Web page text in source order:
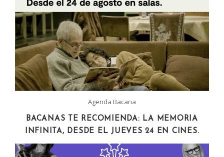
Agenda Bacana
BACANAS TE RECOMIENDA: LA MEMORIA
INFINITA, DESDE EL JUEVES 24 EN CINES.